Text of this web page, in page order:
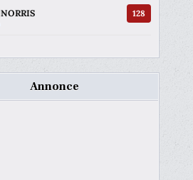
NORRIS 128
Annonce